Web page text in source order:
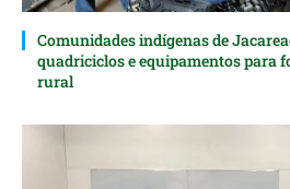
Comunidades indígenas de
quadriciclos e equipamentos para
rural